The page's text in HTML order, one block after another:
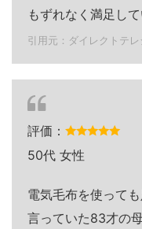
もずれなく満足して
引用元：ダイレクトテ
評価：
50代 女性
電気毛布を使って
言っていた83才の